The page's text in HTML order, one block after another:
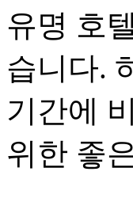
유명 호
습니다.
기간에
위한 좋